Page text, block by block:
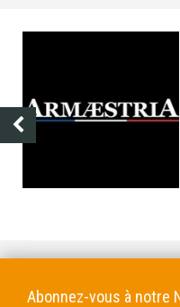
Abonnez-vous à notre